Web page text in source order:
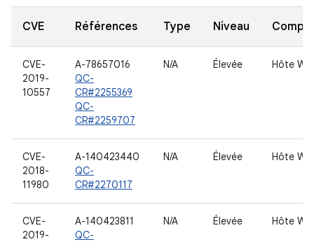
CVE Références Type Niveau
CVE-
2019-
10557
A-78657016
QC-
CR#2255369
QC-
CR#2259707
N/A Élevée Hôte
CVE-
2018-
11980
A-140423440
QC-
CR#2270117
N/A Élevée Hôte
CVE-
2019-
A-140423811
QC-
N/A Élevée Hôte